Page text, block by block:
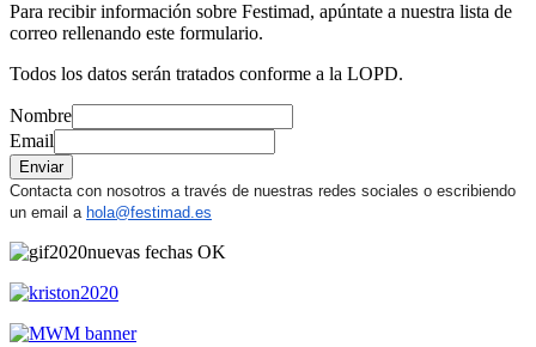
Para recibir información sobre Festimad, apúntate a nuestra lista de
correo rellenando este formulario.
Todos los datos serán tratados conforme a la LOPD.
Nombre
Email
Enviar
Contacta con nosotros a través de nuestras redes sociales o escribiendo
un email a hola@festimad.es